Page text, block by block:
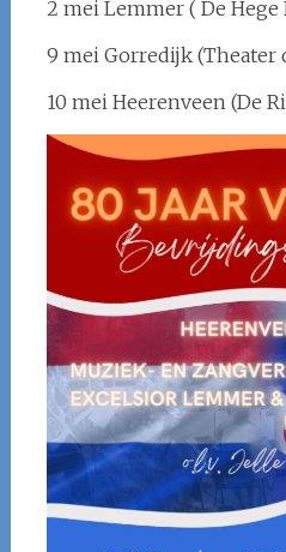
2 mei Lemmer ( De Hege
9 mei Gorredijk (Theater
10 mei Heerenveen (De